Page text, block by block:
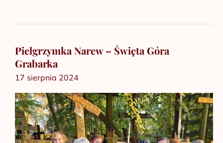
Pielgrzymka Narew – Święta Góra
Grabarka
17 sierpnia 2024
Pielgrzymka
Narew
–
Święta
Góra
Grabarka